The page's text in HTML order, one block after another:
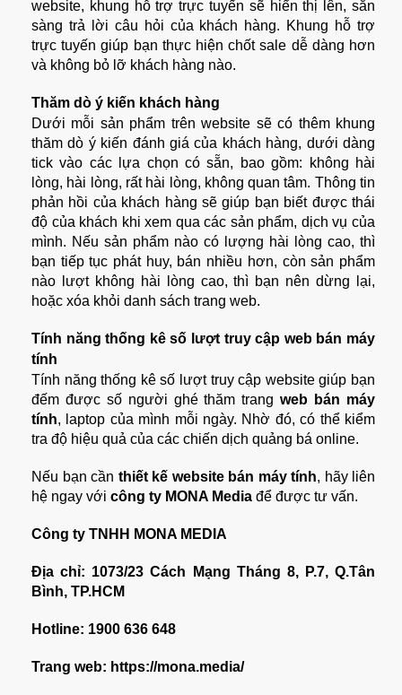
website, khung hỗ trợ trực tuyến sẽ hiển thị lên, sẵn
sàng trả lời câu hỏi của khách hàng. Khung hỗ trợ
trực tuyến giúp bạn thực hiện chốt sale dễ dàng hơn
và không bỏ lỡ khách hàng nào.
Thăm dò ý kiến khách hàng
Dưới mỗi sản phẩm trên website sẽ có thêm khung
thăm dò ý kiến đánh giá của khách hàng, dưới dàng
tick vào các lựa chọn có sẵn, bao gồm: không hài
lòng, hài lòng, rất hài lòng, không quan tâm. Thông tin
phản hồi của khách hàng sẽ giúp bạn biết được thái
độ của khách khi xem qua các sản phẩm, dịch vụ của
mình. Nếu sản phẩm nào có lượng hài lòng cao, thì
bạn tiếp tục phát huy, bán nhiều hơn, còn sản phẩm
nào lượt không hài lòng cao, thì bạn nên dừng lại,
hoặc xóa khỏi danh sách trang web.
Tính năng thống kê số lượt truy cập web bán máy
tính
Tính năng thống kê số lượt truy cập website giúp bạn
đếm được số người ghé thăm trangweb bán máy
tính, laptop của mình mỗi ngày. Nhờ đó, có thể kiểm
tra độ hiệu quả của các chiến dịch quảng bá online.
Nếu bạn cần thiết kế website bán máy tính, hãy liên
hệ ngay với công ty MONA Media để được tư vấn.
Công ty TNHH MONA MEDIA
Địa chỉ: 1073/23 Cách Mạng Tháng 8, P.7, Q.Tân
Bình, TP.HCM
Hotline: 1900 636 648
Trang web: https://mona.media/